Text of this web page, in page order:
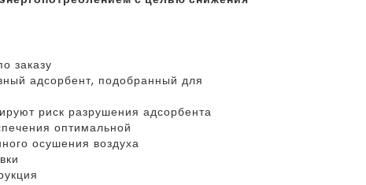
заказу
адсорбент, подобранный для
риск разрушения адсорбента
оптимальной
осушения воздуха